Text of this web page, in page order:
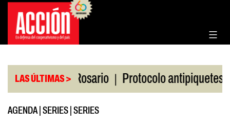
Saltar
contenido
LAS ÚLTIMAS >
Bolsa de Rosario | Protocolo antipiquetes |
AGENDA| SERIES SERIES